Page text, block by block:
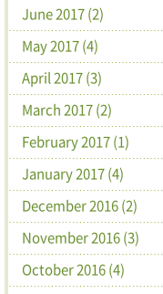
June 2017 (2)
May 2017 (4)
April 2017 (3)
March 2017 (2)
February 2017 (1)
January 2017 (4)
December 2016 (2)
November 2016 (3)
October 2016 (4)